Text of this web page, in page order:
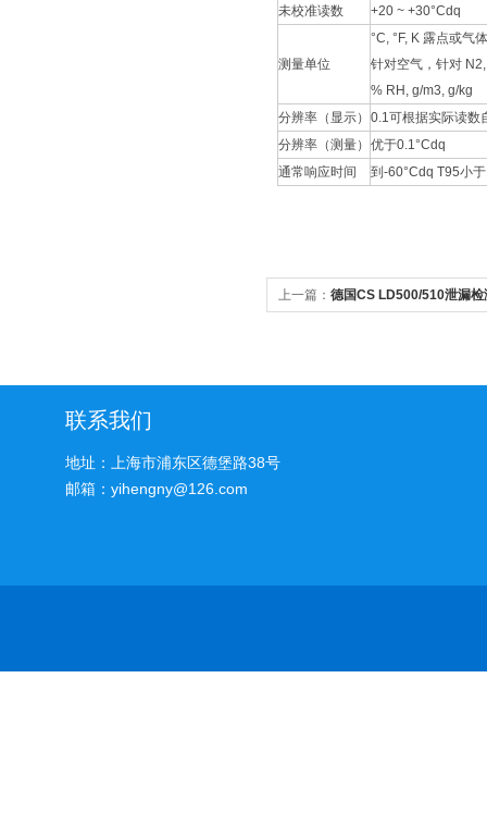
未校准读数
+20 ~ +30°Cdq
测量单位
°C, °F, K 露点或气
针对空气，针对
% RH, g/m3, g/kg
分辨率（显示） 0.1可根据实际读数
分辨率（测量） 优于0.1°Cdq
通常响应时间
到-60°Cdq T95小
上一篇： 德国CS LD500/510泄漏检
联系我们
地址：上海市浦东区德堡路38号
邮箱：yihengny@126.com